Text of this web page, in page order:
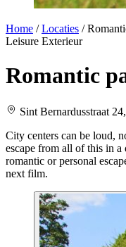
Home / Locaties /
Leisure Exterieur
Romantic
Sint Bernardusstraat
City centers can be loud,
escape from all of this in a
romantic or personal
next film.